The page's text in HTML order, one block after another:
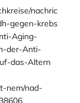
weitere-
und-
nachric
gegen-krebs
Aging-